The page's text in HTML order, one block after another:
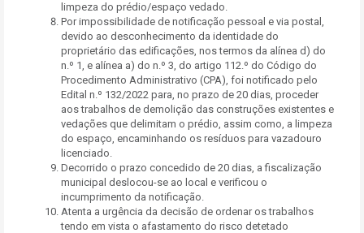
limpeza do prédio/espaço vedado.
Por impossibilidade de notificação pessoal e via postal,
devido ao desconhecimento da identidade do
proprietário das edificações, nos termos da alínea d) do
n.º 1, e alínea a) do n.º 3, do artigo 112.º do Código do
Procedimento Administrativo (CPA), foi notificado pelo
Edital n.º 132/2022 para, no prazo de 20 dias, proceder
aos trabalhos de demolição das construções existentes e
vedações que delimitam o prédio, assim como, a limpeza
do espaço, encaminhando os resíduos para vazadouro
licenciado.
Decorrido o prazo concedido de 20 dias, a fiscalização
municipal deslocou-se ao local e verificou o
incumprimento da notificação.
Atenta a urgência da decisão de ordenar os trabalhos
tendo em vista o afastamento do risco detetado